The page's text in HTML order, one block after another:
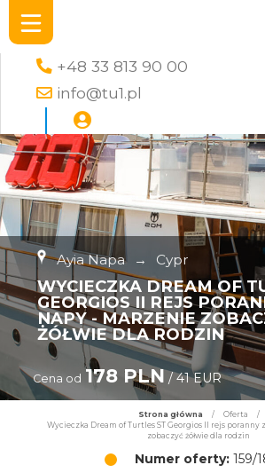
+48 33 813 90 00
info@tu1.pl
Ayia Napa → Cypr
WYCIECZKA DREAM OF
GEORGIOS II REJS
NAPY - MARZENIE
ŻÓŁWIE DLA RODZIN
Cena od 178 PLN/ 41 EUR
Strona główna / Oferta
/
Wycieczka Dream of Turtles ST Georgios II rejs poranny
zobaczyć żółwie dla rodzin
Numer oferty:159/